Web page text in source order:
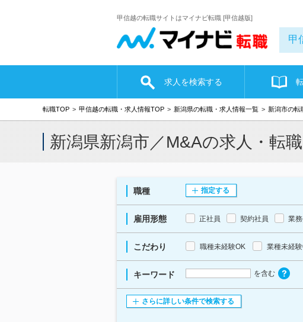
甲信越の転職サイトはマイナビ転職 [甲信越版]
甲
求人を検索する
転職TOP 甲信越の転職・求人情報TOP 新潟県の転職・求人情報一覧 新潟市の転
新潟県新潟市／M&Aの求人・転
職種 指定する
雇用形態 正社員 契約社員 業
こだわり 職種未経験OK 業種未経
キーワード を含む
さらに詳しい条件で検索する